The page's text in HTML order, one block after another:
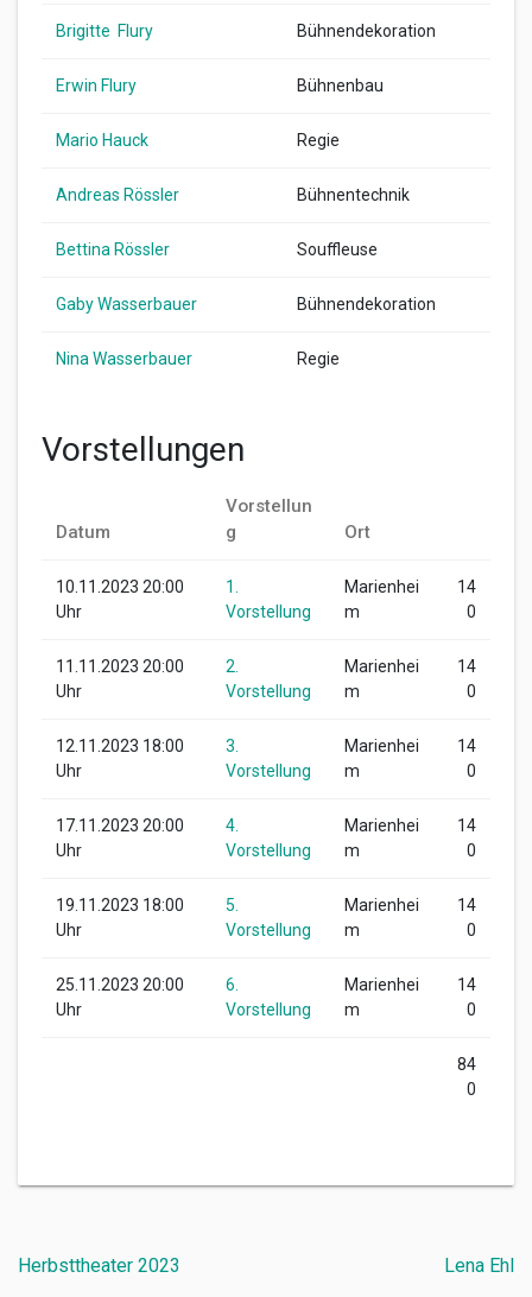
Brigitte Flury Bühnendekoration
Erwin Flury Bühnenbau
Mario Hauck Regie
Andreas Rössler Bühnentechnik
Bettina Rössler Souffleuse
Gaby Wasserbauer Bühnendekoration
Nina Wasserbauer Regie
Vorstellungen
Datum
Vorstellun
g
Ort
10.11.2023 20:00
Uhr
1.
Vorstellung
Marienhei
m
14
0
11.11.2023 20:00
Uhr
2.
Vorstellung
Marienhei
m
14
0
12.11.2023 18:00
Uhr
3.
Vorstellung
Marienhei
m
14
0
17.11.2023 20:00
Uhr
4.
Vorstellung
Marienhei
m
14
0
19.11.2023 18:00
Uhr
5.
Vorstellung
Marienhei
m
14
0
25.11.2023 20:00
Uhr
6.
Vorstellung
Marienhei
m
14
0
84
0
Beitragsnavigation
Herbsttheater 2023 Lena Ehl